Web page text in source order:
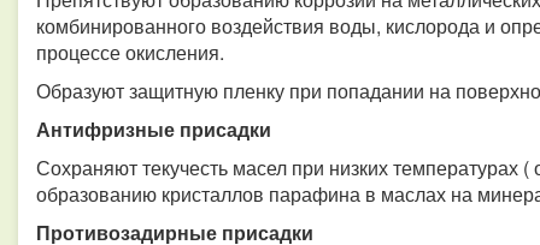
комбинированного воздействия воды, кислорода и
процессе окисления.
Образуют защитную пленку при попадании на
Антифризные присадки
Сохраняют текучесть масел при низких температурах
образованию кристаллов парафина в маслах на
Противозадирные присадки